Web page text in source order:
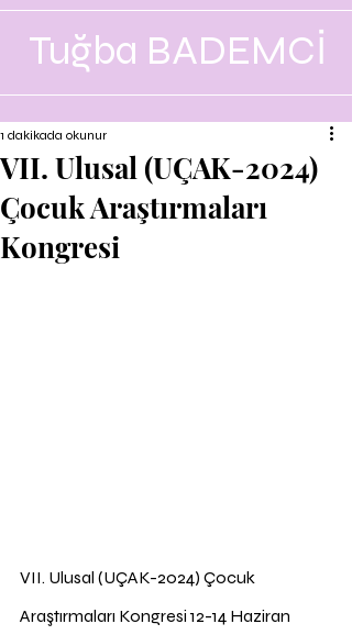
Tuğba BADEMCİ
VII. Ulusal (UÇAK-2024)
Çocuk Araştırmaları
Kongresi
1 dakikada okunur
VII. Ulusal (UÇAK-2024) Çocuk
Araştırmaları Kongresi 12-14 Haziran